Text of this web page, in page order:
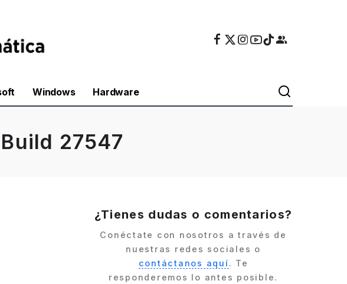
Windows Hardware
27547
¿Tienes dudas o comentarios?
Conéctate con nosotros a través de
nuestras redes sociales o
contáctanos aquí. Te
responderemos lo antes posible.